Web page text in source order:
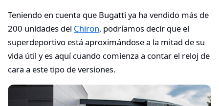
Teniendo en cuenta que Bugatti ya ha vendido más de
200 unidades del Chiron, podríamos decir que el
superdeportivo está aproximándose a la mitad de su
vida útil y es aquí cuando comienza a contar el reloj de
cara a este tipo de versiones.